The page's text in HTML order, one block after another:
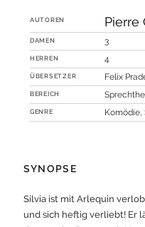
AUTOREN Pierre
DAMEN 3
HERREN 4
ÜBERSETZER Felix
BEREICH
GENRE Komödie,
SYNOPSE
Silvia ist mit Arlequin
und sich heftig verliebt! Er